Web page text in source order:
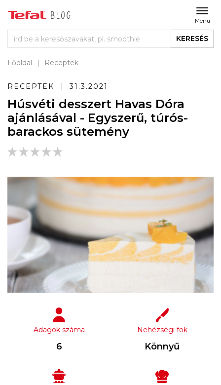
Menu
KERESÉS
Főoldal Receptek
RECEPTEK 31.3.2021
Húsvéti desszert Havas Dóra
ajánlásával - Egyszerű, túrós-
barackos sütemény
Adagok száma
6
Nehézségi fok
Könnyű